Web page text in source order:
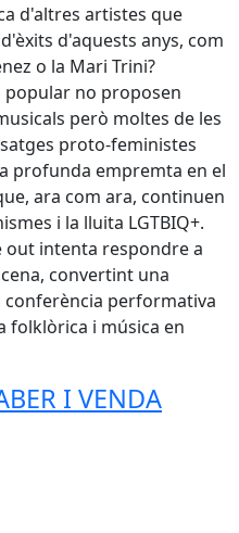
d'altres artistes que
d'aquests anys, com
o la Mari Trini?
popular no proposen
però moltes de les
proto-feministes
profunda empremta en el
ara com ara, continuen
i la lluita LGTBIQ+.
out intenta respondre a
convertint una
conferència performativa
folklòrica i música en
I VENDA